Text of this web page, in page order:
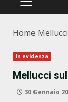
PRIMÄRES
Home
In evidenza
Mellucci
30 Gennaio